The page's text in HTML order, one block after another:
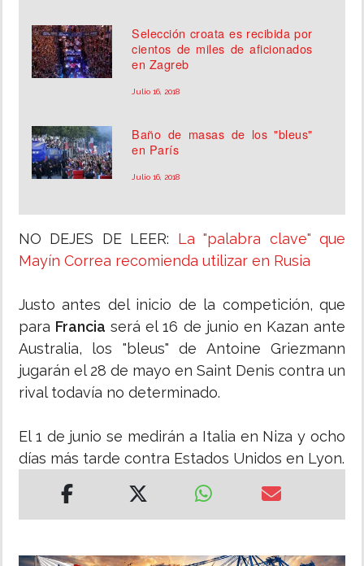
Selección croata es recibida por
cientos de miles de aficionados
en Zagreb
Julio 16, 2018
Baño de masas de los "bleus"
en París
Julio 16, 2018
NO DEJES DE LEER: La "palabra clave" que
Mayín Correa recomienda utilizar en Rusia
Justo antes del inicio de la competición, que
para Francia será el 16 de junio en Kazan ante
Australia, los "bleus" de Antoine Griezmann
jugarán el 28 de mayo en Saint Denis contra un
rival todavía no determinado.
El 1 de junio se medirán a Italia en Niza y ocho
días más tarde contra Estados Unidos en Lyon.